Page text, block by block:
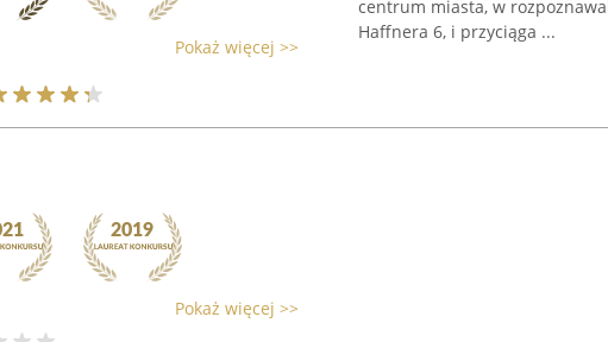
Pokaż więcej >>
centrum miasta, w
Haffnera 6, i przyciąga ...
Pokaż więcej >>